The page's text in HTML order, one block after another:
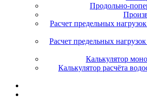
Продольно-
Расчет предельных
Расчет предельных
Калькулятор
Калькулятор расчёта